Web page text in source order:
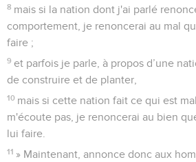
8 mais si la nation dont j'ai parlé
comportement, je renoncerai au mal
faire ;
9 et parfois je parle, à propos d’une
de construire et de planter,
10 mais si cette nation fait ce qui est
m'écoute pas, je renoncerai au bien
lui faire.
11 » Maintenant, annonce donc aux